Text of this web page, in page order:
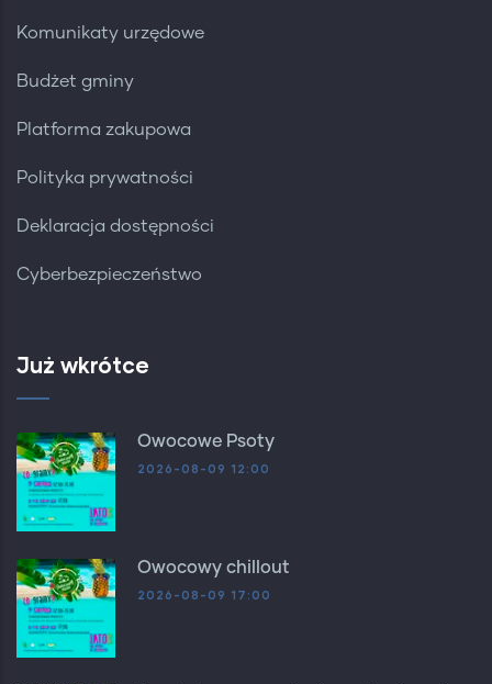
Komunikaty urzędowe
Budżet gminy
Platforma zakupowa
Polityka prywatności
Deklaracja dostępności
Cyberbezpieczeństwo
Już wkrótce
Owocowe Psoty
2026-08-09 12:00
Owocowy chillout
2026-08-09 17:00